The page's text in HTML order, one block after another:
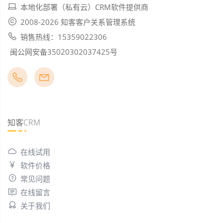
本地化部署（私有云）CRM软件提供商
2008-2026 知客客户关系管理系统
销售热线：15359022306
闽公网安备35020302037425号
知客CRM
在线试用
软件价格
常见问题
在线留言
关于我们